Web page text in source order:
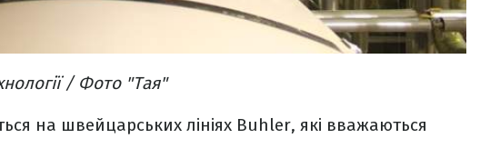
/ Фото "Тая"
на швейцарських лініях Buhler, які вважаються